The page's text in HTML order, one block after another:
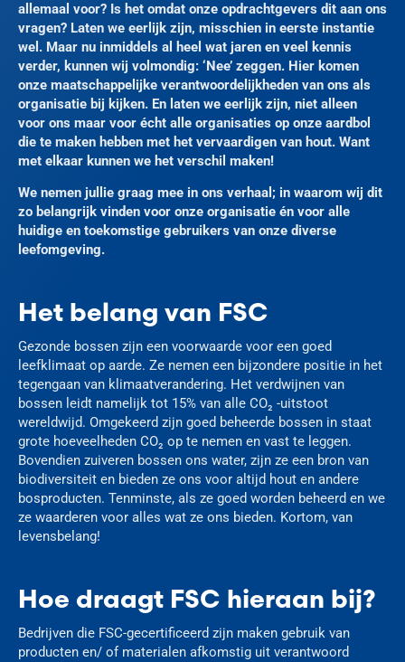
allemaal voor? Is het omdat onze opdrachtgevers dit aan ons
vragen? Laten we eerlijk zijn, misschien in eerste instantie
wel. Maar nu inmiddels al heel wat jaren en veel kennis
verder, kunnen wij volmondig: ‘Nee’ zeggen. Hier komen
onze maatschappelijke verantwoordelijkheden van ons als
organisatie bij kijken. En laten we eerlijk zijn, niet alleen
voor ons maar voor écht alle organisaties op onze aardbol
die te maken hebben met het vervaardigen van hout. Want
met elkaar kunnen we het verschil maken!
We nemen jullie graag mee in ons verhaal; in waarom wij dit
zo belangrijk vinden voor onze organisatie én voor alle
huidige en toekomstige gebruikers van onze diverse
leefomgeving.
Het belang van FSC
Gezonde bossen zijn een voorwaarde voor een goed
leefklimaat op aarde. Ze nemen een bijzondere positie in het
tegengaan van klimaatverandering. Het verdwijnen van
bossen leidt namelijk tot 15% van alle CO₂ -uitstoot
wereldwijd. Omgekeerd zijn goed beheerde bossen in staat
grote hoeveelheden CO₂ op te nemen en vast te leggen.
Bovendien zuiveren bossen ons water, zijn ze een bron van
biodiversiteit en bieden ze ons voor altijd hout en andere
bosproducten. Tenminste, als ze goed worden beheerd en we
ze waarderen voor alles wat ze ons bieden. Kortom, van
levensbelang!
Hoe draagt FSC hieraan bij?
Bedrijven die FSC-gecertificeerd zijn maken gebruik van
producten en/ of materialen afkomstig uit verantwoord